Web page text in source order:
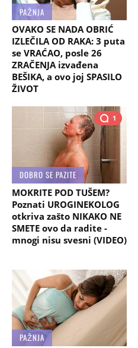
PAŽNJA
OVAKO SE NADA OBRIĆ
IZLEČILA OD RAKA: 3 puta
se VRAĆAO, posle 26
ZRAČENJA izvađena
BEŠIKA, a ovo joj SPASILO
ŽIVOT
1
DOBRO SE PAZITE
MOKRITE POD TUŠEM?
Poznati UROGINEKOLOG
otkriva zašto NIKAKO NE
SMETE ovo da radite -
mnogi nisu svesni (VIDEO)
PAŽNJA